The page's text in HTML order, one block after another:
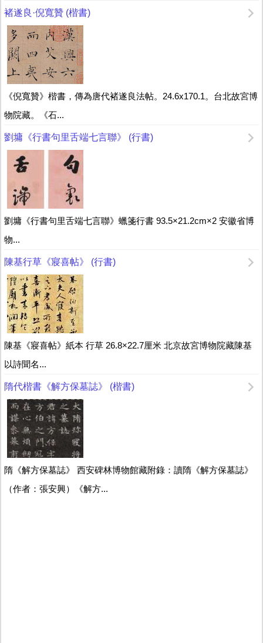
褚遂良·倪寬贊 (楷書)
《倪寬贊》楷書，傳為唐代褚遂良法帖。24.6x170.1。台北故宮博
物院藏。《石...
劉墉《行書句里舌端七言聯》 (行書)
劉墉《行書句里舌端七言聯》蠟箋行書 93.5×21.2cm×2 安徽省博
物...
陳基行草《寢喜帖》 (行書)
陳基《寢喜帖》紙本 行草 26.8×22.7厘米 北京故宮博物院藏陳基
以詩聞名...
隋代楷書《解方保墓誌》 (楷書)
隋《解方保墓誌》 西安碑林博物館藏附錄：讀隋《解方保墓誌》
（作者：張安興）《解方...